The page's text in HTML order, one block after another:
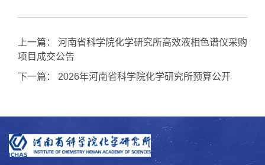
上一篇：
河南省科学院化学研究所高效液相色谱仪采购
项目成交公告
下一篇：
2026年河南省科学院化学研究所预算公开